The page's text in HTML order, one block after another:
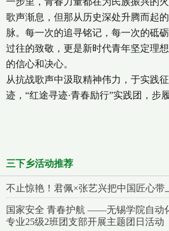
歌声渐息，但那从历史深处升腾而起
脉。每一次的追寻铭记，每一次的砥
过往的致敬，更是新时代青年坚定理
的信心和决心。
从抗战歌声中汲取精神伟力，于实践
迹，“红途寻迹·青春励行”实践团，
三下乡活动推荐
不止惊艳！君佩×张艺兴把中国匠心带
国家安全 青春护航 ——无锡学院自动
专业25级2班团支部开展主题团日活动